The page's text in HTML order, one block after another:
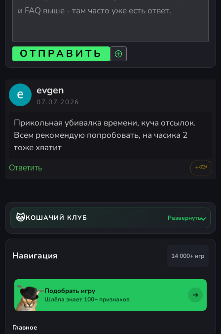
ОТПРАВИТЬ
evgen
07.07.2026
Прикольная убивалка времени, куча отсылок.
Всем рекомендую попробовать, на часика 2
тоже хватит
Ответить +🐟
🐱КОШАЧИЙ КЛУБ Развернуть
Навигация 14 000+ игр
Подобрать игру
Шлёпа знает 100+ признаков
Главное